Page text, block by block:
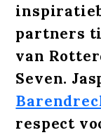
partners
van
Seven.
respect